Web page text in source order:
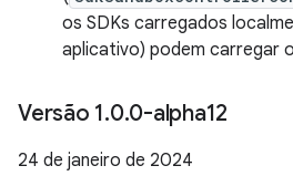
os SDKs carregados
aplicativo) podem carregar
Versão 1.0.0-alpha12
24 de janeiro de 2024